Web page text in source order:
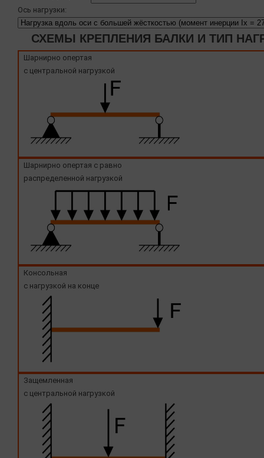
Ось нагрузки:
СХЕМЫ КРЕПЛЕНИЯ БАЛКИ И ТИП
Шарнирно опертая
с центральной нагрузкой
Шарнирно опертая с равно
распределенной нагрузкой
Консольная
с нагрузкой на конце
Защемленная
с центральной нагрузкой